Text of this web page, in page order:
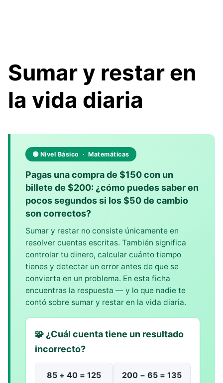
Sumar y restar en
la vida diaria
🟢 Nivel Básico · Matemáticas
Pagas una compra de $150 con un
billete de $200: ¿cómo puedes saber en
pocos segundos si los $50 de cambio
son correctos?
Sumar y restar no consiste únicamente en
resolver cuentas escritas. También significa
controlar tu dinero, calcular cuánto tiempo
tienes y detectar un error antes de que se
convierta en un problema. En esta ficha
encuentras la respuesta — y lo que nadie te
contó sobre sumar y restar en la vida diaria.
🧩 ¿Cuál cuenta tiene un resultado
incorrecto?
85 + 40 = 125 200 − 65 = 135